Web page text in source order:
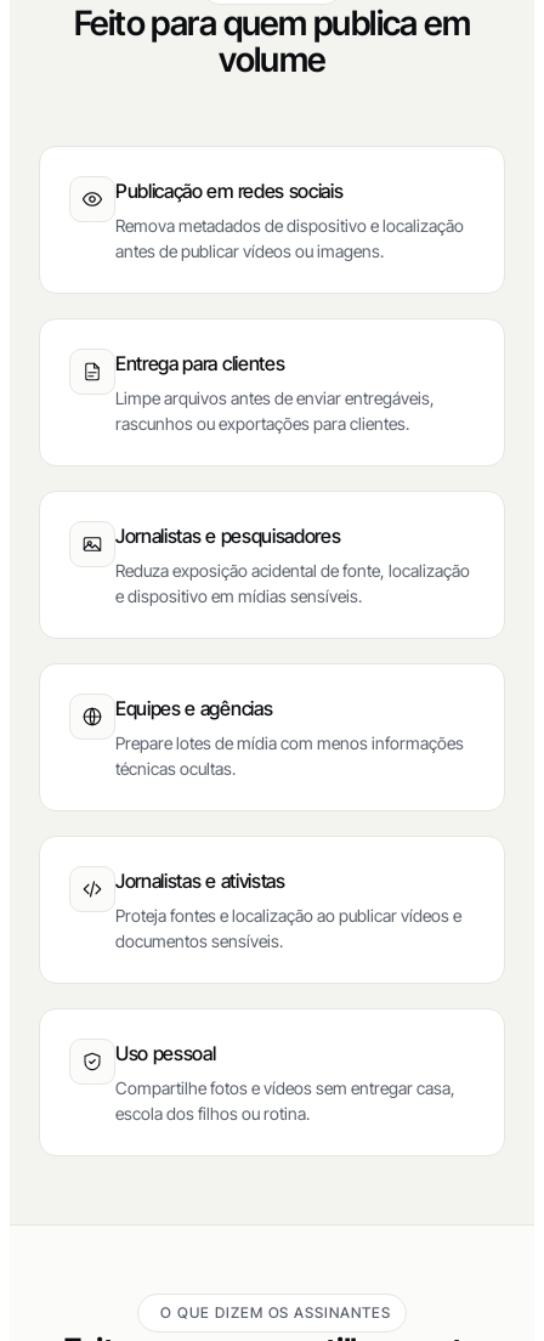
Feito para quem publica em
volume
Publicação em redes sociais
Remova metadados de dispositivo e localização
antes de publicar vídeos ou imagens.
Entrega para clientes
Limpe arquivos antes de enviar entregáveis,
rascunhos ou exportações para clientes.
Jornalistas e pesquisadores
Reduza exposição acidental de fonte, localização
e dispositivo em mídias sensíveis.
Equipes e agências
Prepare lotes de mídia com menos informações
técnicas ocultas.
Jornalistas e ativistas
Proteja fontes e localização ao publicar vídeos e
documentos sensíveis.
Uso pessoal
Compartilhe fotos e vídeos sem entregar casa,
escola dos filhos ou rotina.
O QUE DIZEM OS ASSINANTES